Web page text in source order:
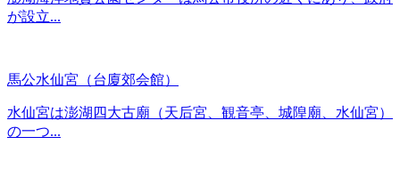
が設立...
馬公水仙宮（台廈郊会館）
水仙宮は澎湖四大古廟（天后宮、観音亭、城隍廟、水仙宮）
の一つ...